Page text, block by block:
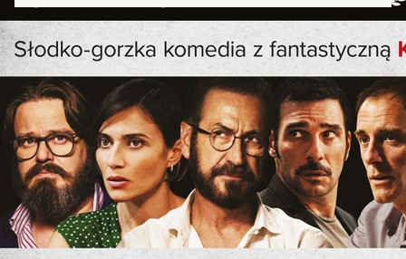
popup
Dołącz do newslettera
POTWIERDŹ ADRES EMAIL